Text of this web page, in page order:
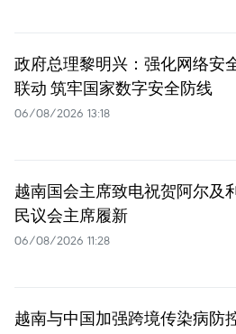
政府总理黎明兴：强化网络安
联动 筑牢国家数字安全防线
06/08/2026 13:18
越南国会主席致电祝贺阿尔及
民议会主席履新
06/08/2026 11:28
越南与中国加强跨境传染病防